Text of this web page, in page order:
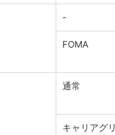
-
FOMA
通常
キャリアグ